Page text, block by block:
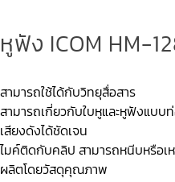
หูฟัง ICOM HM-
สามารถใช้ได้กับวิทยุสื่อสาร
สามารถเกี่ยวกับใบหูและหูฟังแบ
เสียงดังได้ชัดเจน
ไมค์ติดกับคลิป สามารถหนีบหรือเ
ผลิตโดยวัสดุคุณภาพ